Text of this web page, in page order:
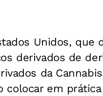
Unidos, que
derivados de
da
colocar em